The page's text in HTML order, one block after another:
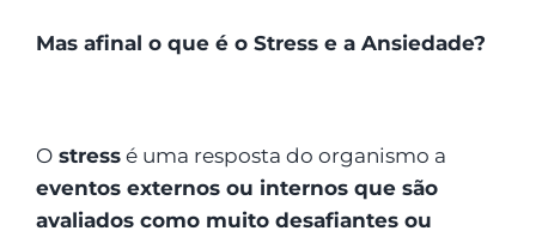
Mas afinal o que é o Stress e a Ansiedade?
Ostressé uma resposta do organismo a
eventos externos ou internos que são
avaliados como muito desafiantes ou